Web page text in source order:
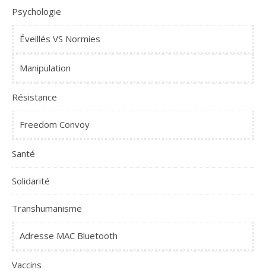
Psychologie
Éveillés VS Normies
Manipulation
Résistance
Freedom Convoy
Santé
Solidarité
Transhumanisme
Adresse MAC Bluetooth
Vaccins